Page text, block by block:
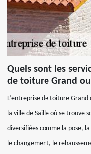
Quels sont les
de toiture Grand
L’entreprise de toiture Grand
la ville de Saille où se trouve
diversifiées comme la pose,
le changement, le